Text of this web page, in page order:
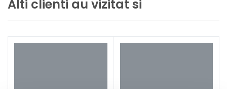
Alti clienti au vizitat si